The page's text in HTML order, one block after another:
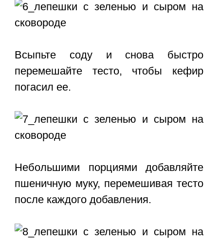
Всыпьте соду и снова быстро
перемешайте тесто, чтобы кефир
погасил ее.
Небольшими порциями добавляйте
пшеничную муку, перемешивая тесто
после каждого добавления.